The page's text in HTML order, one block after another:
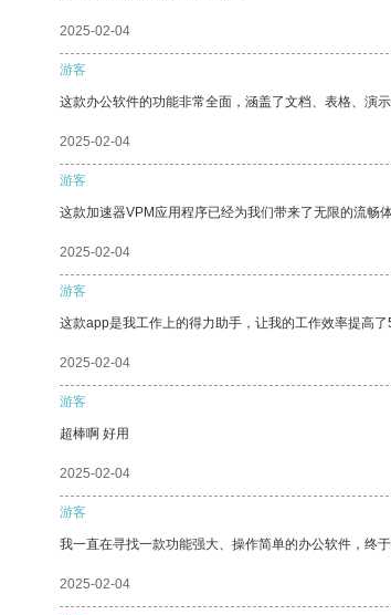
2025-02-04
游客
这款办公软件的功能非常全面，涵盖了文档、表格、演
2025-02-04
游客
这款加速器VPM应用程序已经为我们带来了无限的流畅
2025-02-04
游客
这款app是我工作上的得力助手，让我的工作效率提高
2025-02-04
游客
超棒啊 好用
2025-02-04
游客
我一直在寻找一款功能强大、操作简单的办公软件，终
2025-02-04